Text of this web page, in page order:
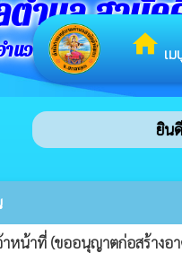
homeเ
ตำบล สามั
ำนวย จังหวัดสกลนคร
ยิน
หน้าที่ (ขออนุญาตก่อสร้างอ